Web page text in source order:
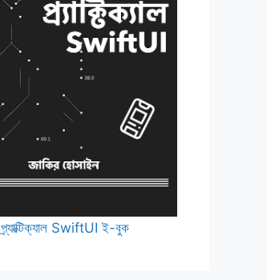
প্র্যাক্টিক্যাল SwiftUI ই-বুক